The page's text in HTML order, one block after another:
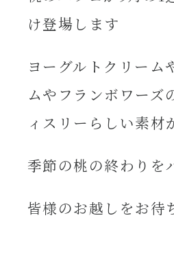
け登場します
ヨーグルトクリーム
ムやフランボワーズ
ィスリーらしい素
季節の桃の終わりを
皆様のお越しをお待